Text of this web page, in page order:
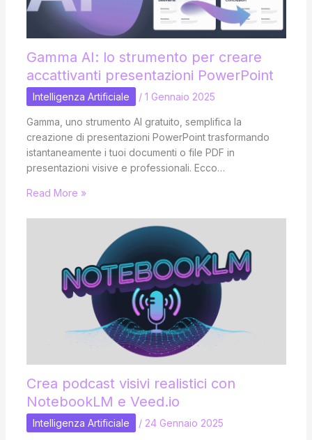
Gamma AI: lo strumento per creare
accattivanti presentazioni PowerPoint
Intelligenza Artificiale / 1 Gennaio 2025
Gamma, uno strumento AI gratuito, semplifica la
creazione di presentazioni PowerPoint trasformando
istantaneamente i tuoi documenti o file PDF in
presentazioni visive e professionali. Ecco…
Read More »
Crea podcast visivi realistici con
NotebookLM e Veed.io
Intelligenza Artificiale / 24 Gennaio 2025